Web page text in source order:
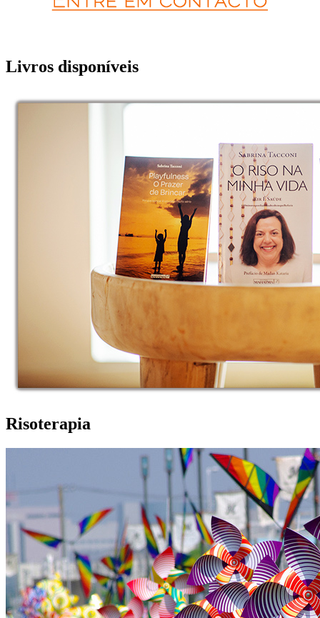
Livros disponíveis
Risoterapia